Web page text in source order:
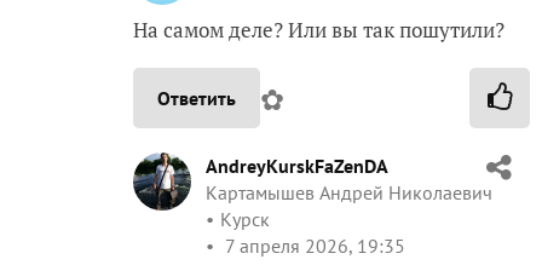
На самом деле? Или вы так пошутили?
Ответить ✿
AndreyKurskFaZenDA
Картамышев Андрей Николаевич
Курск
7 апреля 2026, 19:35